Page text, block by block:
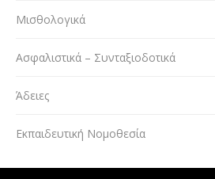
Μισθολογικά
Ασφαλιστικά – Συνταξιοδοτικά
Άδειες
Εκπαιδευτική Νομοθεσία